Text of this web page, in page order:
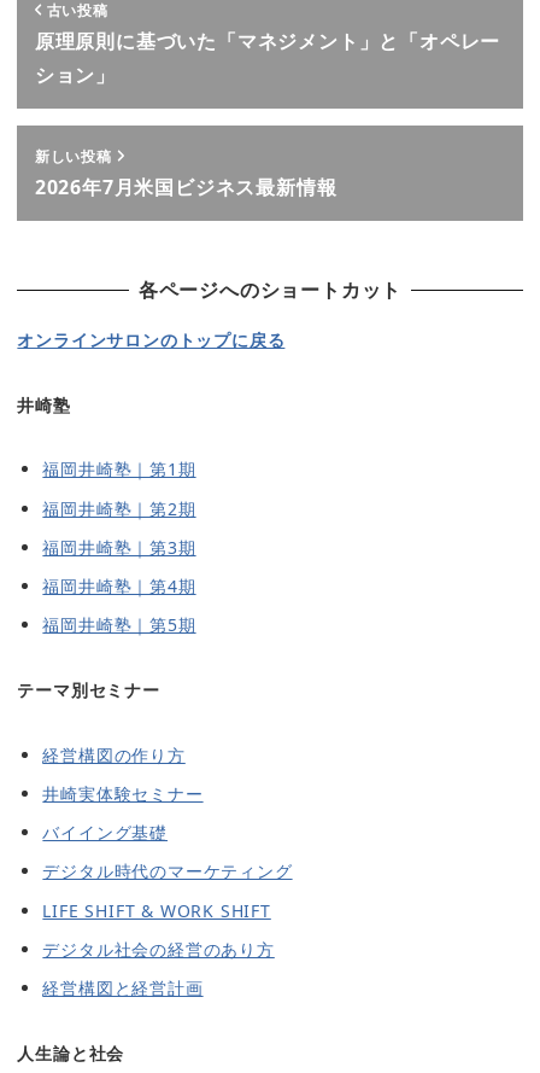
古い投稿
原理原則に基づいた「マネジメント」と「オペレー
ション」
新しい投稿
2026年7月米国ビジネス最新情報
各ページへのショートカット
オンラインサロンのトップに戻る
井崎塾
福岡井崎塾｜第1期
福岡井崎塾｜第2期
福岡井崎塾｜第3期
福岡井崎塾｜第4期
福岡井崎塾｜第5期
テーマ別セミナー
経営構図の作り方
井崎実体験セミナー
バイイング基礎
デジタル時代のマーケティング
LIFE SHIFT & WORK SHIFT
デジタル社会の経営のあり方
経営構図と経営計画
人生論と社会